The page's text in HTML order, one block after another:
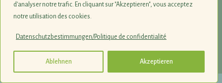
d'analyser notre trafic. En cliquant sur "Akzeptieren", vous acceptez
notre utilisation des cookies.
Datenschutzbestimmungen/Politique de confidentialité
Ablehnen Akzeptieren
Naturschutzsyndikat SICONA
Impressum·Datenschutz